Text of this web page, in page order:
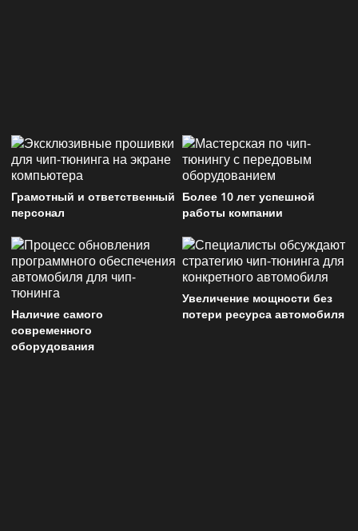
Грамотный и ответственный
персонал
Более 10 лет успешной
работы компании
Наличие самого
современного
оборудования
Увеличение мощности без
потери ресурса автомобиля